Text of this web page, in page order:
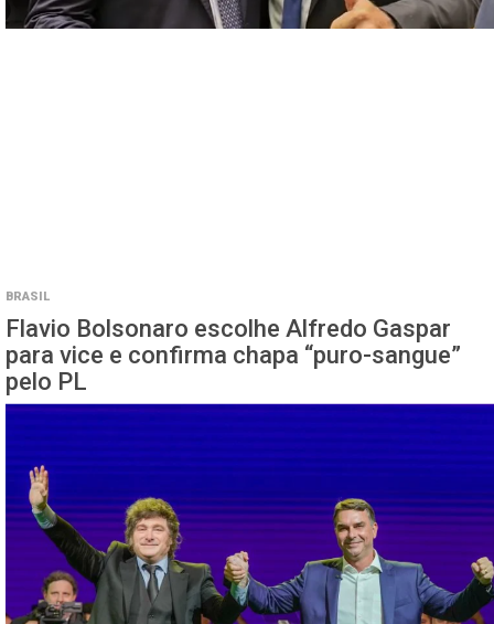
BRASIL
Flavio Bolsonaro escolhe Alfredo Gaspar
para vice e confirma chapa “puro-sangue”
pelo PL